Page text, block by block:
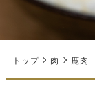
トップ 肉 鹿肉